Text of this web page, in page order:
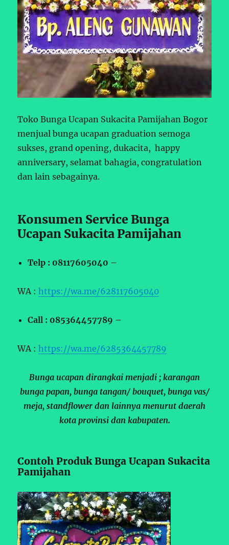
Toko Bunga Ucapan Sukacita Pamijahan Bogor
menjual bunga ucapan graduation semoga
sukses, grand opening, dukacita, happy
anniversary, selamat bahagia, congratulation
dan lain sebagainya.
Konsumen Service Bunga
Ucapan Sukacita Pamijahan
Telp : 08117605040 –
WA :https://wa.me/628117605040
Call : 085364457789 –
WA :https://wa.me/6285364457789
Bunga ucapan dirangkai menjadi ; karangan
bunga papan, bunga tangan/ bouquet, bunga vas/
meja, standflower dan lainnya menurut daerah
kota provinsi dan kabupaten.
Contoh Produk Bunga Ucapan Sukacita
Pamijahan